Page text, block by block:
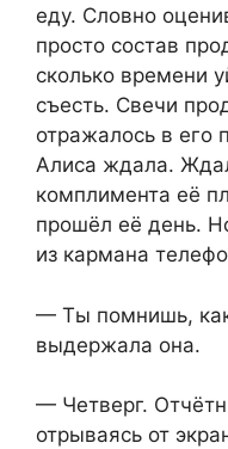
еду. Словно
просто состав
сколько времени
съесть. Свечи
отражалось в его
Алиса ждала.
комплимента её
прошёл её день.
из кармана
— Ты помнишь,
выдержала она.
— Четверг.
отрываясь от